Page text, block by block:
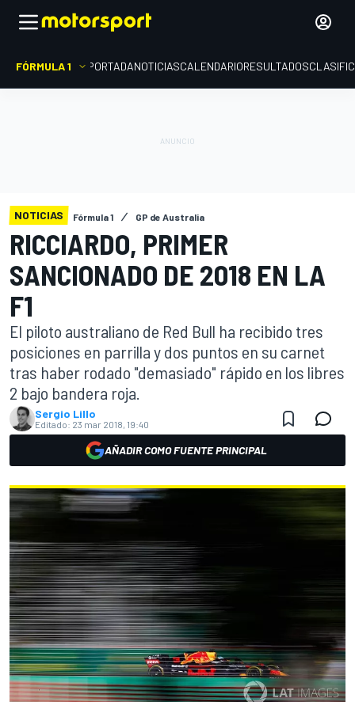
FÓRMULA 1 PORTADANOTICIASCALENDARIORESULTADOS
NOTICIAS Fórmula 1 GP de Australia
RICCIARDO, PRIMER
SANCIONADO DE 2018 EN LA
F1
El piloto australiano de Red Bull ha recibido tres
posiciones en parrilla y dos puntos en su carnet
tras haber rodado "demasiado" rápido en los libres
2 bajo bandera roja.
Sergio Lillo
Editado: 23 mar 2018, 19:40
AÑADIR COMO FUENTE PRINCIPAL